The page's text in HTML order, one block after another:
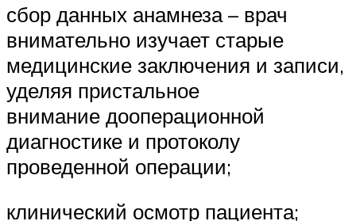
сбор данных анамнеза – врач
внимательно изучает старые
медицинские заключения и записи,
уделяя пристальное
внимание дооперационной
диагностике и протоколу
проведенной операции;
клинический осмотр пациента;